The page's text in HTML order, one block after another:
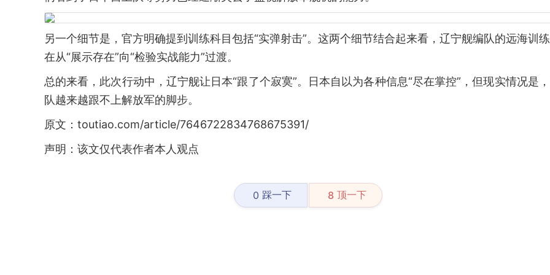
另一个细节是，官方明确提到训练科目包括“实弹射击”。这两个细节结合起来看，辽宁舰编队的远海训
在从“展示存在”向“检验实战能力”过渡。
总的来看，此次行动中，辽宁舰让日本“跟了个寂寞”。日本自以为各种信息“尽在掌控”，但现实情况是
队越来越跟不上解放军的脚步。
原文：toutiao.com/article/7646722834768675391/
声明：该文仅代表作者本人观点
0 踩一下 8 顶一下